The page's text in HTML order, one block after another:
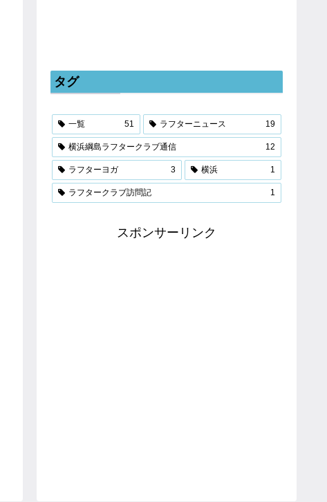
タグ
一覧 51 ラフターニュース 19
横浜綱島ラフタークラブ通信 12
ラフターヨガ 3 横浜 1
ラフタークラブ訪問記 1
スポンサーリンク